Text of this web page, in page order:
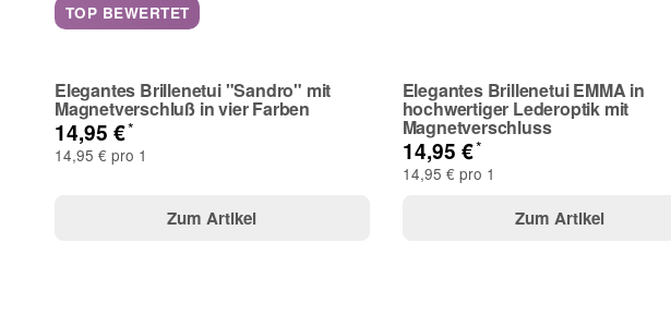
TOP BEWERTET
Elegantes Brillenetui "Sandro" mit
Magnetverschluß in vier Farben
14,95 €*
14,95 € pro 1
Zum Artikel
Elegantes Brillenetui EMMA in
hochwertiger Lederoptik mit
Magnetverschluss
14,95 €*
14,95 € pro 1
Zum Artikel